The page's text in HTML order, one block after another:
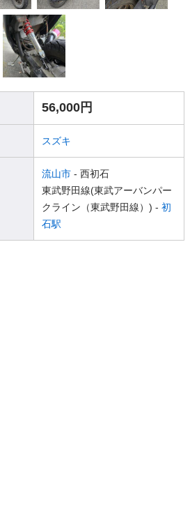
56,000円
スズキ
流山市 - 西初石
東武野田線(東武アーバンパー
クライン（東武野田線）) - 初
石駅